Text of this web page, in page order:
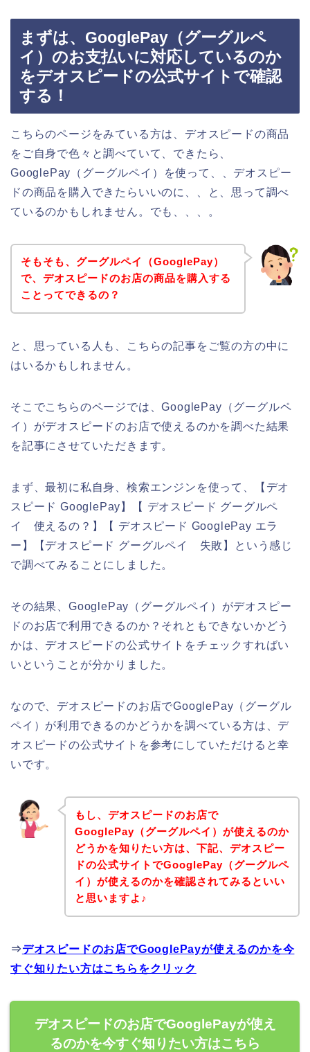
まずは、GooglePay（グーグルペ
イ）のお支払いに対応しているのか
をデオスピードの公式サイトで確認
する！
こちらのページをみている方は、デオスピードの商品
をご自身で色々と調べていて、できたら、
GooglePay（グーグルペイ）を使って、、デオスピー
ドの商品を購入できたらいいのに、、と、思って調べ
ているのかもしれません。でも、、、。
そもそも、グーグルペイ（GooglePay）
で、デオスピードのお店の商品を購入する
ことってできるの？
と、思っている人も、こちらの記事をご覧の方の中に
はいるかもしれません。
そこでこちらのページでは、GooglePay（グーグルペ
イ）がデオスピードのお店で使えるのかを調べた結果
を記事にさせていただきます。
まず、最初に私自身、検索エンジンを使って、【デオ
スピード GooglePay】【 デオスピード グーグルペ
イ 使えるの？】【 デオスピード GooglePay エラ
ー】【デオスピード グーグルペイ 失敗】という感じ
で調べてみることにしました。
その結果、GooglePay（グーグルペイ）がデオスピー
ドのお店で利用できるのか？それともできないかどう
かは、デオスピードの公式サイトをチェックすればい
いということが分かりました。
なので、デオスピードのお店でGooglePay（グーグル
ペイ）が利用できるのかどうかを調べている方は、デ
オスピードの公式サイトを参考にしていただけると幸
いです。
もし、デオスピードのお店で
GooglePay（グーグルペイ）が使えるのか
どうかを知りたい方は、下記、デオスピー
ドの公式サイトでGooglePay（グーグルペ
イ）が使えるのかを確認されてみるといい
と思いますよ♪
⇒デオスピードのお店でGooglePayが使えるのかを今
すぐ知りたい方はこちらをクリック
デオスピードのお店でGooglePayが使え
るのかを今すぐ知りたい方はこちら